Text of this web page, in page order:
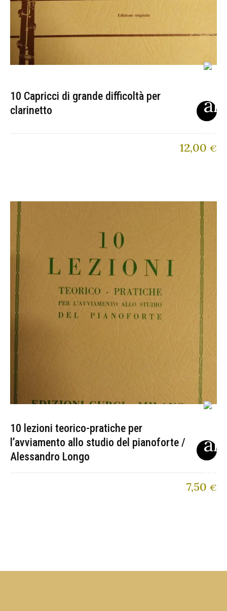
10 Capricci di grande difficoltà per
clarinetto
12,00 €
10 lezioni teorico-pratiche per
l’avviamento allo studio del pianoforte /
Alessandro Longo
7,50 €